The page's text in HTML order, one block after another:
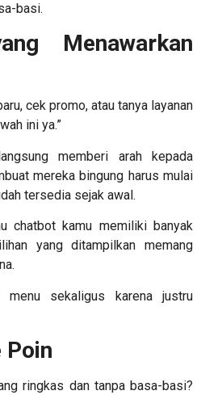
basi.
Menawarkan
cek promo, atau tanya layanan
ini ya.”
memberi arah kepada
mereka bingung harus mulai
tersedia sejak awal.
chatbot kamu memiliki banyak
yang ditampilkan memang
menu sekaligus karena justru
Poin
ringkas dan tanpa basa-basi?